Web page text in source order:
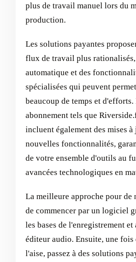
plus de travail manuel lors du
production.
Les solutions payantes
flux de travail plus
automatique et des
spécialisées qui peuvent
beaucoup de temps et
abonnement tels que
incluent également des mises
nouvelles fonctionnalités,
de votre ensemble d'outils au
avancées technologiques en
La meilleure approche pour de
de commencer par un logiciel
les bases de l'enregistrement
éditeur audio. Ensuite, une fois
l'aise, passez à des solutions